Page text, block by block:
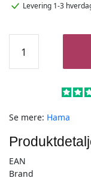
Levering 1-3
Mini
Perler
nougat
Mini
(501-
76)
Se mere: Hama
EAN
Brand